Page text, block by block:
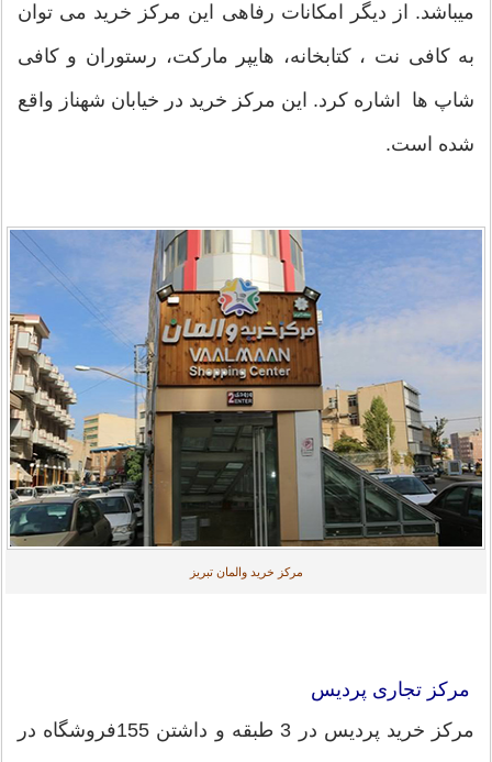
میباشد. از دیگر امکانات رفاهی این مرکز خرید می توان
به کافی نت ، کتابخانه، هایپر مارکت، رستوران و کافی
شاپ ها اشاره کرد. این مرکز خرید در خیابان شهناز واقع
شده است.
مرکز خرید والمان تبریز
مرکز تجاری پردیس
مرکز خرید پردیس در 3 طبقه و داشتن 155فروشگاه در